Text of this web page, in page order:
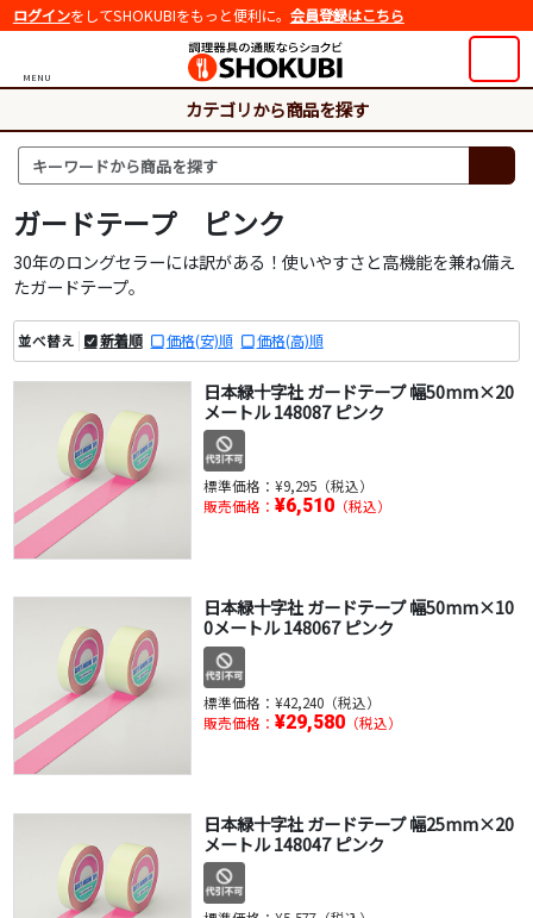
ログインをしてSHOKUBIをもっと便利に。 会員登録はこちら
MENU
カテゴリから商品を探す
ガードテープ ピンク
30年のロングセラーには訳がある！使いやすさと高機能を兼ね備え
たガードテープ。
並べ替え 新着順 価格(安)順 価格(高)順
日本緑十字社 ガードテープ 幅50mm×20
メートル 148087 ピンク
標準価格： ¥9,295（税込）
販売価格： ¥6,510（税込）
日本緑十字社 ガードテープ 幅50mm×10
0メートル 148067 ピンク
標準価格： ¥42,240（税込）
販売価格： ¥29,580（税込）
日本緑十字社 ガードテープ 幅25mm×20
メートル 148047 ピンク